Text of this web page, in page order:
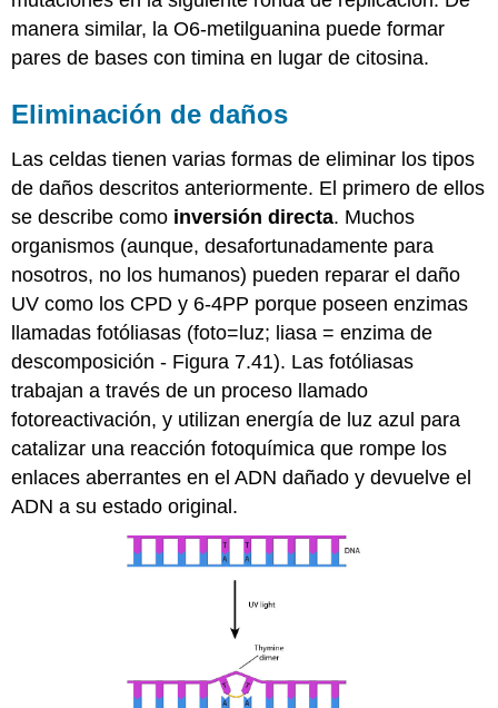
manera similar, la O6-metilguanina puede formar
pares de bases con timina en lugar de citosina.
Eliminación de daños
Las celdas tienen varias formas de eliminar los tipos
de daños descritos anteriormente. El primero de ellos
se describe como inversión directa. Muchos
organismos (aunque, desafortunadamente para
nosotros, no los humanos) pueden reparar el daño
UV como los CPD y 6-4PP porque poseen enzimas
llamadas fotóliasas (foto=luz; liasa = enzima de
descomposición - Figura 7.41). Las fotóliasas
trabajan a través de un proceso llamado
fotoreactivación, y utilizan energía de luz azul para
catalizar una reacción fotoquímica que rompe los
enlaces aberrantes en el ADN dañado y devuelve el
ADN a su estado original.